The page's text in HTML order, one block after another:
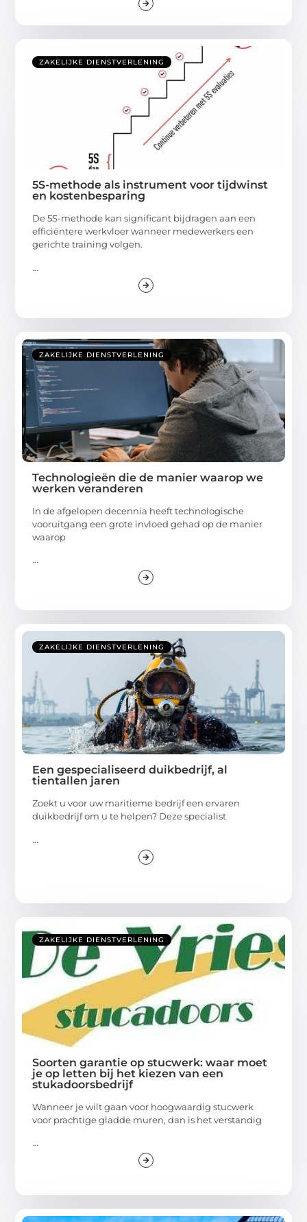
ZAKELIJKE DIENSTVERLENING
5S-methode als instrument voor tijdwinst
en kostenbesparing
De 5S-methode kan significant bijdragen aan een
efficiëntere werkvloer wanneer medewerkers een
gerichte training volgen.
...
ZAKELIJKE DIENSTVERLENING
Technologieën die de manier waarop we
werken veranderen
In de afgelopen decennia heeft technologische
vooruitgang een grote invloed gehad op de manier
waarop
...
ZAKELIJKE DIENSTVERLENING
Een gespecialiseerd duikbedrijf, al
tientallen jaren
Zoekt u voor uw maritieme bedrijf een ervaren
duikbedrijf om u te helpen? Deze specialist
...
ZAKELIJKE DIENSTVERLENING
Soorten garantie op stucwerk: waar moet
je op letten bij het kiezen van een
stukadoorsbedrijf
Wanneer je wilt gaan voor hoogwaardig stucwerk
voor prachtige gladde muren, dan is het verstandig
...